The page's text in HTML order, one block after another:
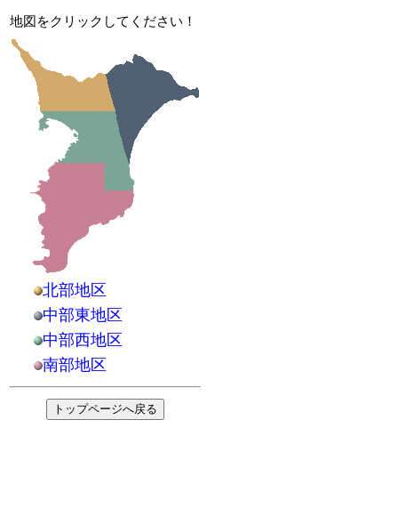
地図をクリックしてください！
北部地区
中部東地区
中部西地区
南部地区